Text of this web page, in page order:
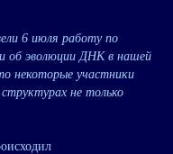
6 июля работу по
об эволюции ДНК в нашей
некоторые участники
не только